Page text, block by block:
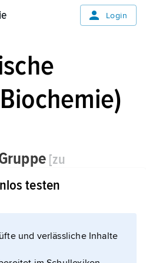
Login
[zu
»hinzugefügt«]
testen
und verlässliche Inhalte